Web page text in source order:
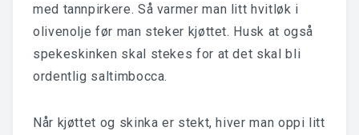
med tannpirkere. Så varmer man litt hvitløk i
olivenolje før man steker kjøttet. Husk at også
spekeskinken skal stekes for at det skal bli
ordentlig saltimbocca.
Når kjøttet og skinka er stekt, hiver man oppi litt